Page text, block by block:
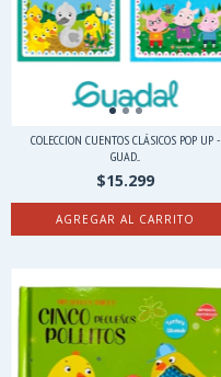
COLECCION CUENTOS CLÁSICOS POP UP -
GUAD...
$15.299
AGREGAR AL CARRITO